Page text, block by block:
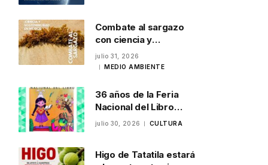
Combate al sargazo
con ciencia y
sostenibilidad en
México
julio 31, 2026
MEDIO AMBIENTE
36 años de la Feria
Nacional del Libro
Infantil y Juvenil en
julio 30, 2026 CULTURA
Higo de Tatatila estará